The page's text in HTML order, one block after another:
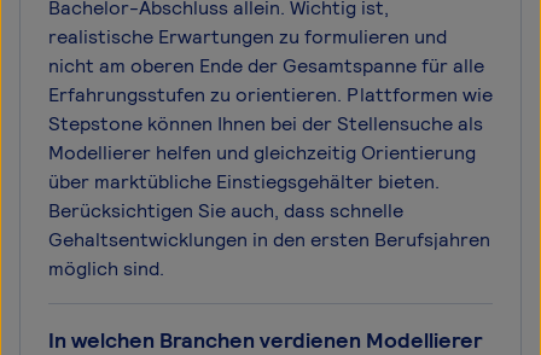
Bachelor-Abschluss allein. Wichtig ist,
realistische Erwartungen zu formulieren und
nicht am oberen Ende der Gesamtspanne für alle
Erfahrungsstufen zu orientieren. Plattformen wie
Stepstone können Ihnen bei der Stellensuche als
Modellierer helfen und gleichzeitig Orientierung
über marktübliche Einstiegsgehälter bieten.
Berücksichtigen Sie auch, dass schnelle
Gehaltsentwicklungen in den ersten Berufsjahren
möglich sind.
In welchen Branchen verdienen Modellierer